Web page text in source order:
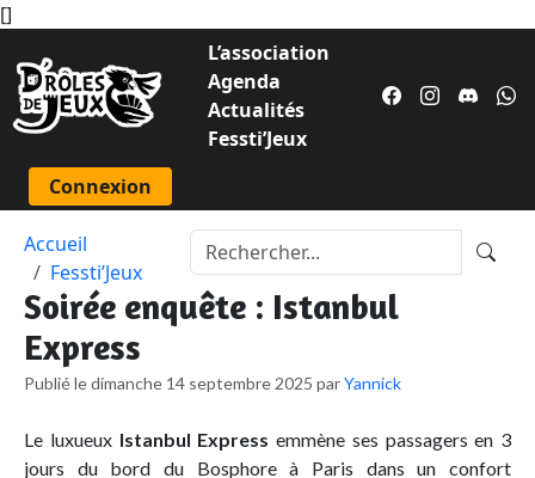
[]
L’association
Agenda
Actualités
Fessti’Jeux
Connexion
Accueil
Fessti’Jeux
Soirée enquête : Istanbul
Express
Publié le dimanche 14 septembre 2025 parYannick
Le luxueux Istanbul Express emmène ses passagers en 3
jours du bord du Bosphore à Paris dans un confort